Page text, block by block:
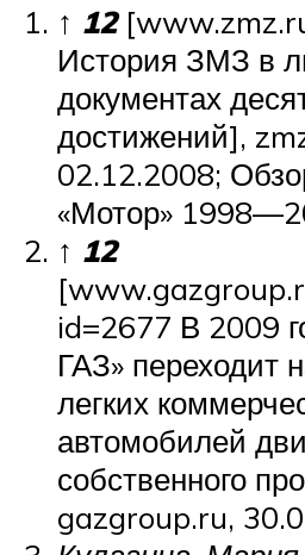
↑ 12
История ЗМЗ в
документах
достижений],
02.12.2008;
«Мотор»
↑ 12
id=2677 В 2009
ГАЗ» переходит
легких
автомобилей
собственного
gazgroup.ru,